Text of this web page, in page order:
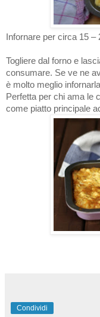
Infornare per circa 15
Togliere dal forno e
consumare. Se ve ne
è molto meglio
Perfetta per chi ama le
come piatto principale
Condividi